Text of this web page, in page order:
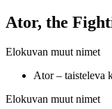
Ator, the
Elokuvan muut nimet
Ator – taisteleva
Elokuvan muut nimet